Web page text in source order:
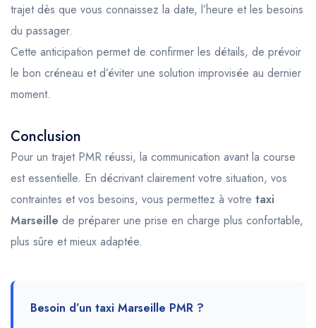
trajet dès que vous connaissez la date, l’heure et les besoins
du passager.
Cette anticipation permet de confirmer les détails, de prévoir
le bon créneau et d’éviter une solution improvisée au dernier
moment.
Conclusion
Pour un trajet PMR réussi, la communication avant la course
est essentielle. En décrivant clairement votre situation, vos
contraintes et vos besoins, vous permettez à votre taxi
Marseille de préparer une prise en charge plus confortable,
plus sûre et mieux adaptée.
Besoin d’un taxi Marseille PMR ?